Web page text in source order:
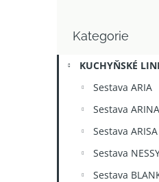
r
kategorie
Kategorie
KUCHYŇSKÉ
Sestava ARIA
Sestava
Sestava ARISA
Sestava
Sestava